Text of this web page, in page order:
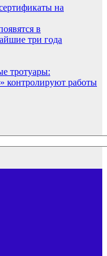
на
в
три года
тротуары:
контролируют работы